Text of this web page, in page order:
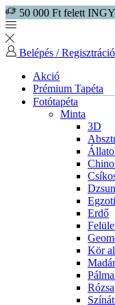
50 000 Ft felett
Belépés / Regisztráció
Akció
Prémium Tapéta
Fotótapéta
Minta
3D
Erdő
Kör
Madár
Rózsa